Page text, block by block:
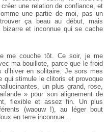
une relation de confiance, et
une partie de moi, pas un
ça beau au début, mais
et inconnue qui se cache
me couche tôt. Ce soir, je me
ma bouillote, parce que le froid
d’hiver en solitaire. Jesors mes
qui stimule le clitoris et provoque
unplus grand, rose,
» pour son alignement de
flexible et assez fin. Un plus
(waouw !), au léger bout
en terre inconnue...